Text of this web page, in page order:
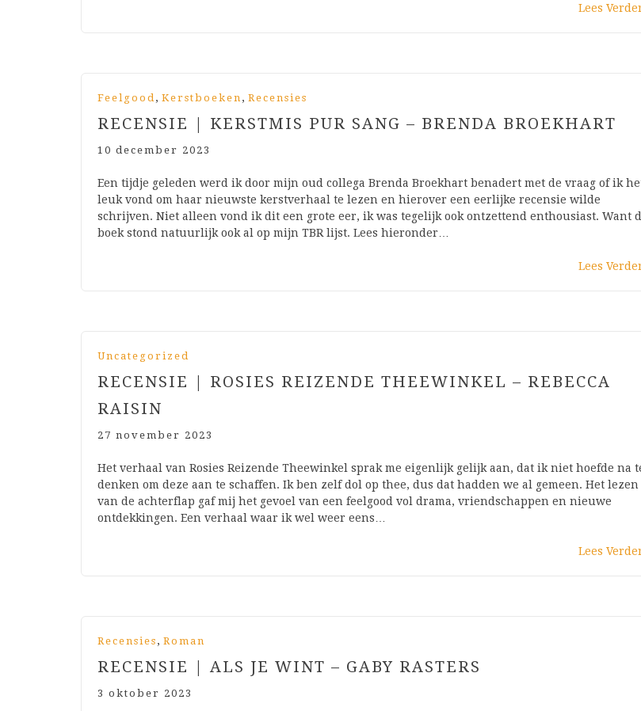
Lees
Feelgood, Kerstboeken , Recensies
RECENSIE | KERSTMIS PUR SANG – BRENDA BROEKHART
10 december 2023
Een tijdje geleden werd ik door mijn oud collega Brenda Broekhart benadert met de vraag of ik
leuk vond om haar nieuwste kerstverhaal te lezen en hierover een eerlijke recensie wilde
schrijven. Niet alleen vond ik dit een grote eer, ik was tegelijk ook ontzettend enthousiast. Want
boek stond natuurlijk ook al op mijn TBR lijst. Lees hieronder…
Lees
Uncategorized
RECENSIE | ROSIES REIZENDE THEEWINKEL – REBECCA
RAISIN
27 november 2023
Het verhaal van Rosies Reizende Theewinkel sprak me eigenlijk gelijk aan, dat ik niet hoefde na
denken om deze aan te schaffen. Ik ben zelf dol op thee, dus dat hadden we al gemeen. Het lezen
van de achterflap gaf mij het gevoel van een feelgood vol drama, vriendschappen en nieuwe
ontdekkingen. Een verhaal waar ik wel weer eens…
Lees
Recensies , Roman
RECENSIE | ALS JE WINT – GABY RASTERS
3 oktober 2023